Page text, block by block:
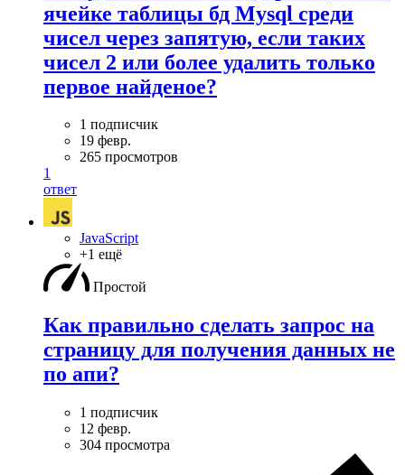
ячейке таблицы бд Mysql среди
чисел через запятую, если таких
чисел 2 или более удалить только
первое найденое?
1 подписчик
19 февр.
265 просмотров
1
ответ
JavaScript
+1 ещё
Простой
Как правильно сделать запрос на
страницу для получения данных не
по апи?
1 подписчик
12 февр.
304 просмотра